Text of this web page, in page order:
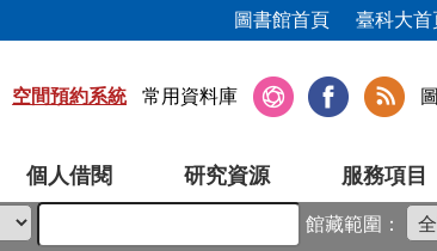
圖書館首頁 臺科大首
個人借閱 研究資源 服務項目
空間預約系統 常用資料庫
館藏範圍：